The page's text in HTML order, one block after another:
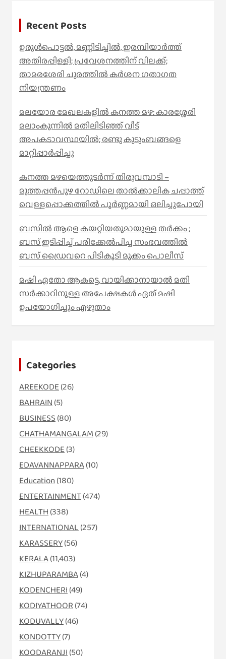
Recent Posts
ഉരുൾപൊട്ടൽ, മണ്ണിടിച്ചിൽ, ഇരമ്പിയാര്‍ത്ത്
അതിരപ്പിള്ളി; പ്രവേശനത്തിന് വിലക്ക്;
താമരശേരി ചുരത്തില്‍ കര്‍ശന ഗതാഗത
നിയന്ത്രണം
മലയോര മേഖലകളിൽ കനത്ത മഴ: കാരശ്ശേരി
മലാംകുന്നിൽ മതിലിടിഞ്ഞ് വീട്
അപകടാവസ്ഥയിൽ; രണ്ടു കുടുംബങ്ങളെ
മാറ്റിപ്പാർപ്പിച്ചു
കനത്ത മഴയെത്തുടർന്ന് തിരുവമ്പാടി –
മുത്തപ്പൻപുഴ റോഡിലെ താൽക്കാലിക ചപ്പാത്ത്
വെള്ളപ്പൊക്കത്തിൽ പൂർണ്ണമായി ഒലിച്ചുപോയി
ബസിൽ ആളെ കയറ്റിയതുമായുള്ള തർക്കം ;
ബസ് ഇടിപ്പിച്ച് പരിക്കേൽപിച്ച സംഭവത്തിൽ
ബസ് ഡ്രൈവറെ പിടികൂടി മുക്കം പൊലീസ്
മഷി ഏതോ ആകട്ടെ, വായിക്കാനായാൽ മതി​
സർക്കാറിനുള്ള അപേക്ഷകൾ ഏത് മഷി
ഉപയോഗിച്ചും എഴുതാം
Categories
AREEKODE(26)
BAHRAIN(5)
BUSINESS(80)
CHATHAMANGALAM(29)
CHEEKKODE(3)
EDAVANNAPPARA(10)
Education(180)
ENTERTAINMENT(474)
HEALTH(338)
INTERNATIONAL(257)
KARASSERY(56)
KERALA(11,403)
KIZHUPARAMBA(4)
KODENCHERI(49)
KODIYATHOOR(74)
KODUVALLY(46)
KONDOTTY(7)
KOODARANJI(50)